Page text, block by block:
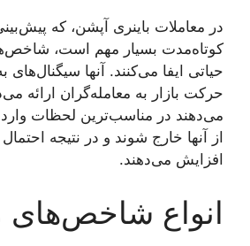
در معاملات باینری آپشن، که
کوتاه‌مدت بسیار مهم است،
حیاتی ایفا می‌کنند. آنها
حرکت بازار به معامله‌گران ارائه
می‌دهند در مناسب‌ترین لحظات وارد
از آنها خارج شوند و در نتیجه
افزایش می‌دهند.
انواع شاخص‌های